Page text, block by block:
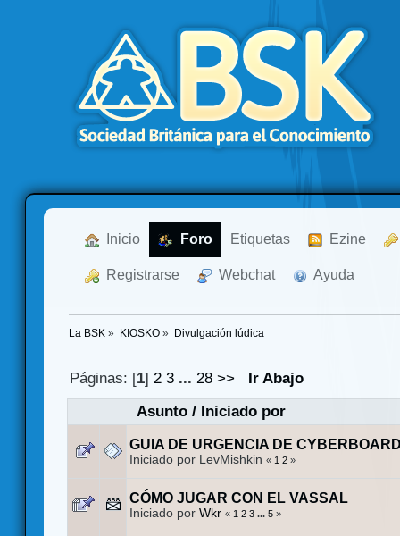
Inicio Foro Etiquetas Ezine
Registrarse Webchat Ayuda
La BSK » KIOSKO» Divulgación lúdica
Páginas: [1]2 3 ...28 >>
Ir Abajo
Asunto/ Iniciado por
GUIA DE URGENCIA DE
Iniciado por LevMishkin « 1 2 »
CÓMO JUGAR CON EL VASSAL
Iniciado por Wkr « 1 2 3 ... 5 »